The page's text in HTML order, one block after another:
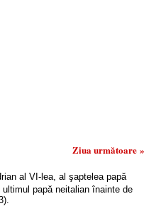
Ziua următoare »
al VI-lea, al şaptelea papă
papă neitalian înainte de